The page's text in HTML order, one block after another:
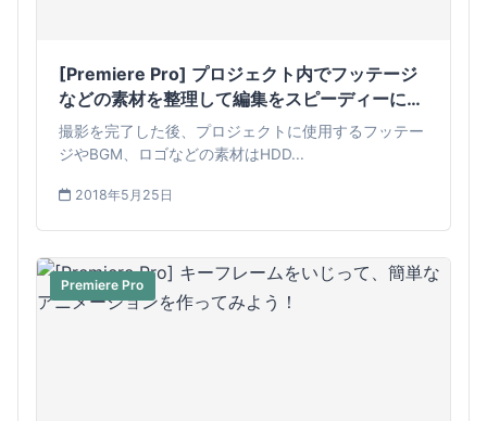
[Premiere Pro] プロジェクト内でフッテージ
などの素材を整理して編集をスピーディーにし
よう！
撮影を完了した後、プロジェクトに使用するフッテー
ジやBGM、ロゴなどの素材はHDD...
2018年5月25日
Premiere Pro